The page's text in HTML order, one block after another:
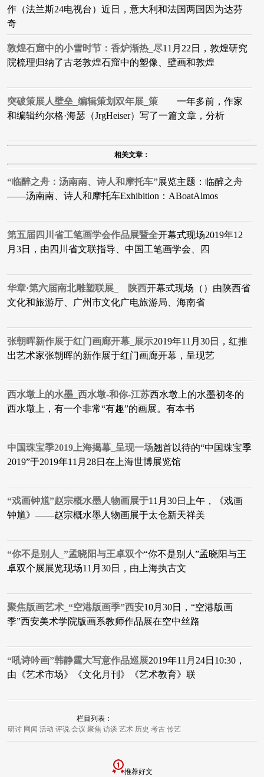
作（法兰斯24电视台）近日，意大利和法国两国因为达芬
奇
敦煌石窟中的小雪时节：香炉渐热_尽11月22日，敦煌研究
院梳理归纳了古老敦煌石窟中的塑像、壁画和敦煌
突破策展人壁垒_编辑策划双年展_策 一年多前，作家
和编辑约尔格·海瑟（JrgHeiser）写了一篇文章，分析
相关文章：
“临醉之舟：汤南南、诗人和摩托车”展览主题：临醉之舟
——汤南南、诗人和摩托车Exhibition：ABoatAlmos
第五届四川省工笔画学会作品展暨全开幕式现场2019年12
月3日，由四川省文联指导、中国工笔画学会、四
华章·第六届南北雕塑联展_ 陕西开幕式现场（）由陕西省
文化和旅游厅、广州市文化广电旅游局、海南省
张朝晖新作展于红门画廊开幕_展示2019年11月30日，红推
出艺术家张朝晖的新作展于红门画廊开幕，呈现艺
西水墩上的水墨_西水墩-和你-江苏西水墩上的水墨初冬的
西水墩上，有一个非常“有趣”的画展。有本书
中国珠宝季2019上海揭幕_呈现一场翘首以待的“中国珠宝季
2019”于2019年11月28日在上海世博展览馆
“戏画钟馗”赵宗概水墨人物画展于11月30日上午，《戏画
钟馗》——赵宗概水墨人物画展于太仓新天祥美
“你不是别人_”孟晓阳与王卓双个“你不是别人”孟晓阳与王
卓双个展展览现场11月30日，由上海执古文
聚焦版画艺术_“空港版画季”西安10月30日，“空港版画
季”西安美术学院版画系教师作品展在空中丝路
“吼诗吟画”韩静霆大写意作品巡展2019年11月24日10:30，
由《艺术市场》《文化月刊》《艺术教育》联
栏目列表：
研讨 网闻 活动 评说 会议 聚焦 访谈 艺术 历史 考古 传艺
推荐好文